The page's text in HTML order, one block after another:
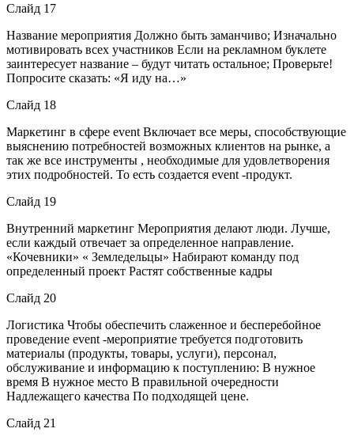
Слайд 17
Название мероприятия Должно быть заманчиво; Изначально
мотивировать всех участников Если на рекламном буклете
заинтересует название – будут читать остальное; Проверьте!
Попросите сказать: «Я иду на…»
Слайд 18
Маркетинг в сфере event Включает все меры, способствующие
выяснению потребностей возможных клиентов на рынке, а
так же все инструменты , необходимые для удовлетворения
этих подробностей. То есть создается event -продукт.
Слайд 19
Внутренний маркетинг Мероприятия делают люди. Лучше,
если каждый отвечает за определенное направление.
«Кочевники» « Земледельцы» Набирают команду под
определенный проект Растят собственные кадры
Слайд 20
Логистика Чтобы обеспечить слаженное и бесперебойное
проведение event -мероприятие требуется подготовить
материалы (продукты, товары, услуги), персонал,
обслуживание и информацию к поступлению: В нужное
время В нужное место В правильной очередности
Надлежащего качества По подходящей цене.
Слайд 21